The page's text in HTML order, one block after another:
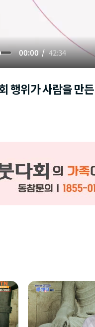
00:00 42:34
행위가 사람을